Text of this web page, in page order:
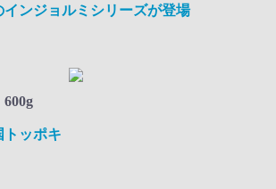
ンジョルミシリーズが登場​
トッポキ